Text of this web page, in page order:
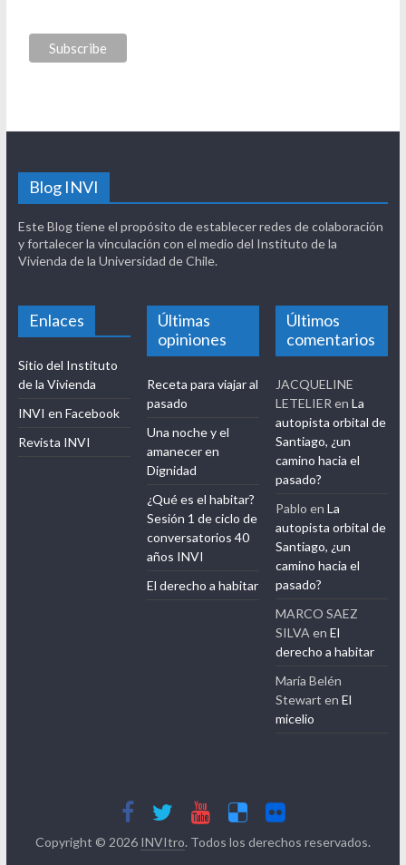
Blog INVI
Este Blog tiene el propósito de establecer redes de colaboración
y fortalecer la vinculación con el medio del Instituto de la
Vivienda de la Universidad de Chile.
Enlaces
Sitio del Instituto
de la Vivienda
INVI en Facebook
Revista INVI
Últimas
opiniones
Receta para viajar al
pasado
Una noche y el
amanecer en
Dignidad
¿Qué es el habitar?
Sesión 1 de ciclo de
conversatorios 40
años INVI
El derecho a habitar
Últimos
comentarios
JACQUELINE
LETELIERenLa
autopista orbital de
Santiago, ¿un
camino hacia el
pasado?
Pablo enLa
autopista orbital de
Santiago, ¿un
camino hacia el
pasado?
MARCO SAEZ
SILVAenEl
derecho a habitar
María Belén
Stewart enEl
micelio
Copyright © 2026INVItro. Todos los derechos reservados.